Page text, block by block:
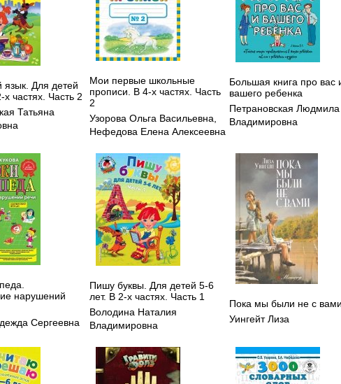
язык. Для детей
х частях. Часть 2
Татьяна
Мои первые школьные
прописи. В 4-х частях. Часть
2
Узорова Ольга Васильевна
Нефедова Елена Алексеевна
Большая книга про вас
вашего ребенка
Петрановская Людмила
Владимировна
нарушений
Сергеевна
Пишу буквы. Для детей 5-6
лет. В 2-х частях. Часть 1
Володина Наталия
Владимировна
Пока мы были не с
Уингейт Лиза